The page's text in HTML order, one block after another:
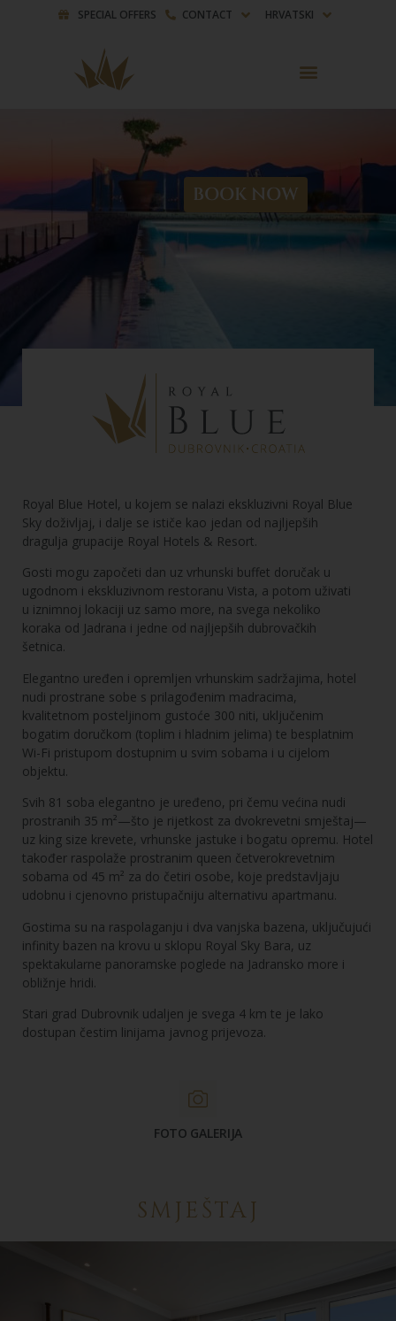
SPECIAL OFFERS CONTACT HRVATSKI
Royal Blue Hotel, u kojem se nalazi ekskluzivni Royal Blue
Sky doživljaj, i dalje se ističe kao jedan od najljepših
dragulja grupacije Royal Hotels & Resort.
Gosti mogu započeti dan uz vrhunski buffet doručak u
ugodnom i ekskluzivnom restoranu Vista, a potom uživati
u iznimnoj lokaciji uz samo more, na svega nekoliko
koraka od Jadrana i jedne od najljepših dubrovačkih
šetnica.
Elegantno uređen i opremljen vrhunskim sadržajima, hotel
nudi prostrane sobe s prilagođenim madracima,
kvalitetnom posteljinom gustoće 300 niti, uključenim
bogatim doručkom (toplim i hladnim jelima) te besplatnim
Wi-Fi pristupom dostupnim u svim sobama i u cijelom
objektu.
Svih 81 soba elegantno je uređeno, pri čemu većina nudi
prostranih 35 m²—što je rijetkost za dvokrevetni smještaj—
uz king size krevete, vrhunske jastuke i bogatu opremu. Hotel
također raspolaže prostranim queen četverokrevetnim
sobama od 45 m² za do četiri osobe, koje predstavljaju
udobnu i cjenovno pristupačniju alternativu apartmanu.
Gostima su na raspolaganju i dva vanjska bazena, uključujući
infinity bazen na krovu u sklopu Royal Sky Bara, uz
spektakularne panoramske poglede na Jadransko more i
obližnje hridi.
Stari grad Dubrovnik udaljen je svega 4 km te je lako
dostupan čestim linijama javnog prijevoza.
FOTO GALERIJA
SMJEŠTAJ
BOOK NOW